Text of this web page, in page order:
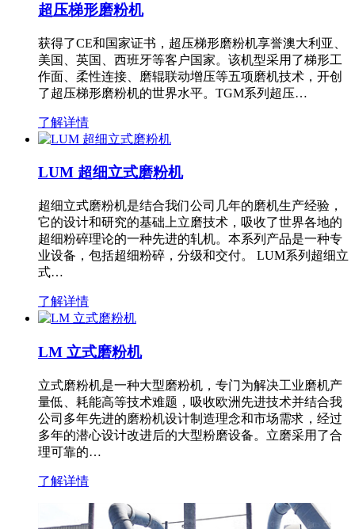
超压梯形磨粉机
获得了CE和国家证书，超压梯形磨粉机享誉澳大利亚、
美国、英国、西班牙等客户国家。该机型采用了梯形工
作面、柔性连接、磨辊联动增压等五项磨机技术，开创
了超压梯形磨粉机的世界水平。TGM系列超压…
了解详情
LUM 超细立式磨粉机
超细立式磨粉机是结合我们公司几年的磨机生产经验，
它的设计和研究的基础上立磨技术，吸收了世界各地的
超细粉碎理论的一种先进的轧机。本系列产品是一种专
业设备，包括超细粉碎，分级和交付。 LUM系列超细立
式…
了解详情
LM 立式磨粉机
立式磨粉机是一种大型磨粉机，专门为解决工业磨机产
量低、耗能高等技术难题，吸收欧洲先进技术并结合我
公司多年先进的磨粉机设计制造理念和市场需求，经过
多年的潜心设计改进后的大型粉磨设备。立磨采用了合
理可靠的…
了解详情